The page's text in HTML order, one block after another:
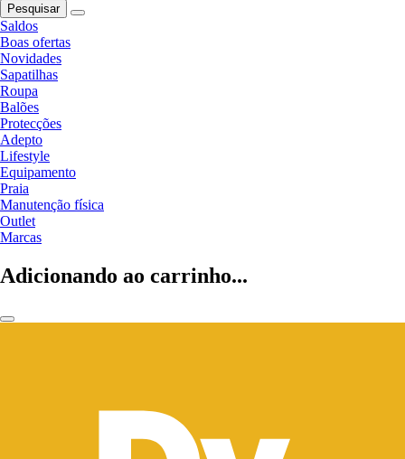
Pesquisar
Saldos
Boas ofertas
Novidades
Sapatilhas
Roupa
Balões
Protecções
Adepto
Lifestyle
Equipamento
Praia
Manutenção física
Outlet
Marcas
Adicionando ao carrinho...